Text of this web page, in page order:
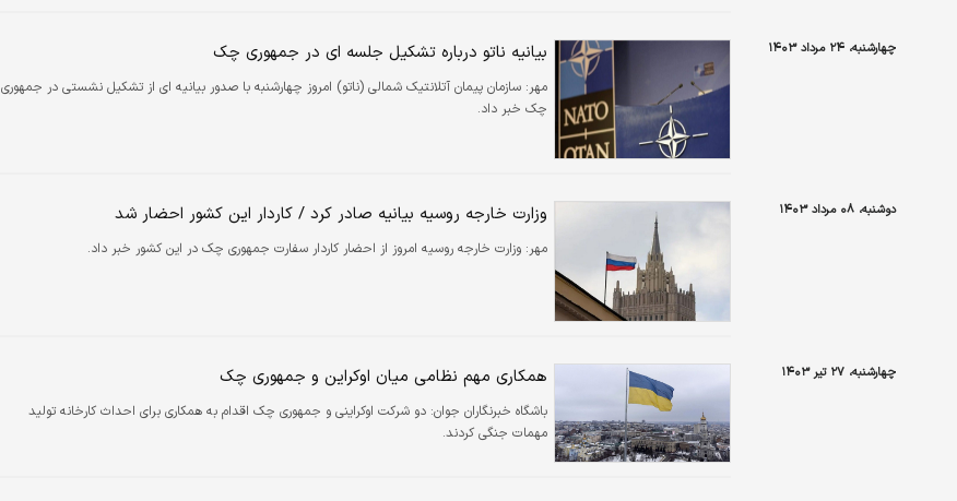
چهارشنبه، ۲۴ مرداد ۱۴۰۳ بیانیه ناتو درباره تشکیل جلسه ای در جمهوری چک
مهر: سازمان پیمان آتلانتیک شمالی (ناتو) امروز چهارشنبه با صدور بیانیه ای از تشکیل نشستی در جمهوری
چک خبر داد.
دوشنبه، ۰۸ مرداد ۱۴۰۳ وزارت خارجه روسیه بیانیه صادر کرد / کاردار این کشور احضار شد
مهر: وزارت خارجه روسیه امروز از احضار کاردار سفارت جمهوری چک در این کشور خبر داد.
چهارشنبه، ۲۷ تیر ۱۴۰۳ همکاری مهم نظامی میان اوکراین و جمهوری چک
باشگاه خبرنگاران جوان: دو شرکت اوکراینی و جمهوری چک اقدام به همکاری برای احداث کارخانه تولید
مهمات جنگی کردند.